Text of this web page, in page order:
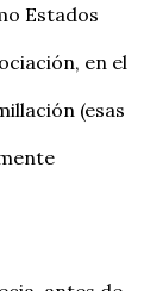
Estados
en el
(esas